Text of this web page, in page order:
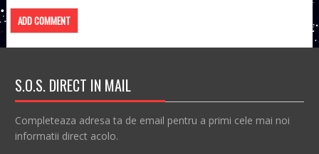
S.O.S. DIRECT IN MAIL
Completeaza adresa ta de email pentru a primi cele mai noi
informatii direct acolo.